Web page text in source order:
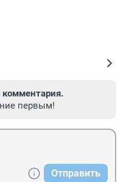
комментария.
первым!
Отправить